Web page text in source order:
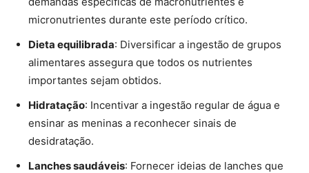
micronutrientes durante este período crítico.
Dieta equilibrada: Diversificar a ingestão de grupos
alimentares assegura que todos os nutrientes
importantes sejam obtidos.
Hidratação: Incentivar a ingestão regular de água e
ensinar as meninas a reconhecer sinais de
desidratação.
Lanches saudáveis: Fornecer ideias de lanches que